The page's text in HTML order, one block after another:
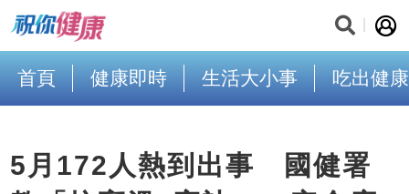
首頁 健康即時 生活大小事 吃出健康
5月172人熱到出事 國健署